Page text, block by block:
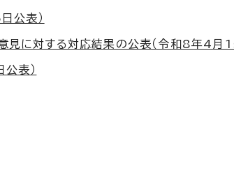
公表）
見に対する対応結果の公表（令和8年4月
表）